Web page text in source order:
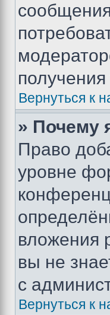
Вернуться к
» Почему
Право
уровне
вложения
вы не
с
Вернуться к